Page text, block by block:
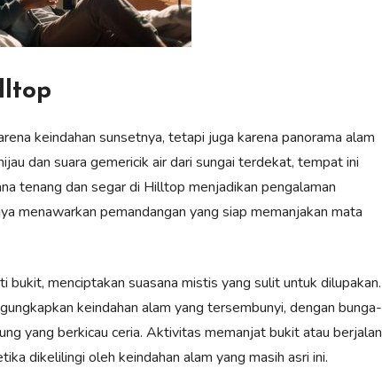
keindahan sunsetnya, tetapi juga karena panorama alam
dan suara gemericik air dari sungai terdekat, tempat ini
tenang dan segar di Hilltop menjadikan pengalaman
menawarkan pemandangan yang siap memanjakan mata
menciptakan suasana mistis yang sulit untuk dilupakan.
keindahan alam yang tersembunyi, dengan bunga-
yang berkicau ceria. Aktivitas memanjat bukit atau berjalan
dikelilingi oleh keindahan alam yang masih asri ini.